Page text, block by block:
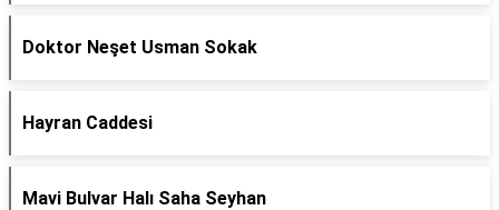
Doktor Neşet Usman Sokak
Hayran Caddesi
Mavi Bulvar Halı Saha Seyhan